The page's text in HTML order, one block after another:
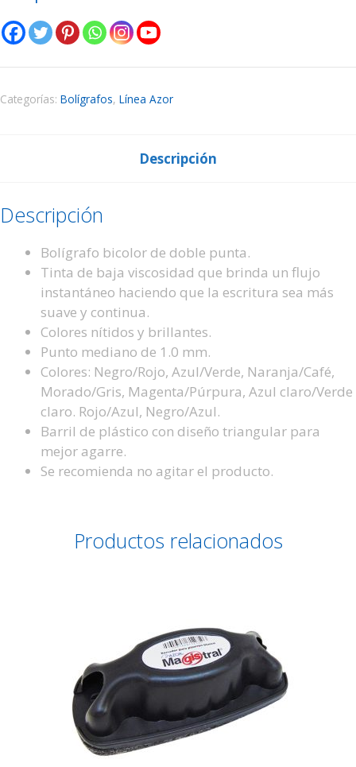
Categorías: Bolígrafos, Línea Azor
Descripción
Descripción
Bolígrafo bicolor de doble punta.
Tinta de baja viscosidad que brinda un flujo
instantáneo haciendo que la escritura sea más
suave y continua.
Colores nítidos y brillantes.
Punto mediano de 1.0 mm.
Colores: Negro/Rojo, Azul/Verde, Naranja/Café,
Morado/Gris, Magenta/Púrpura, Azul claro/Verde
claro. Rojo/Azul, Negro/Azul.
Barril de plástico con diseño triangular para
mejor agarre.
Se recomienda no agitar el producto.
Productos relacionados